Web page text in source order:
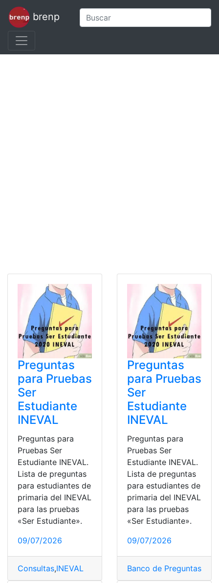
brenp
Preguntas
para Pruebas
Ser
Estudiante
INEVAL
Preguntas para
Pruebas Ser
Estudiante INEVAL.
Lista de preguntas
para estudiantes de
primaria del INEVAL
para las pruebas
«Ser Estudiante».
09/07/2026
Consultas,INEVAL
Preguntas
para Pruebas
Ser
Estudiante
INEVAL
Preguntas para
Pruebas Ser
Estudiante INEVAL.
Lista de preguntas
para estudiantes de
primaria del INEVAL
para las pruebas
«Ser Estudiante».
09/07/2026
Banco de Preguntas